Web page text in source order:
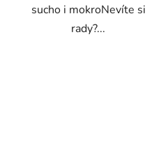
sucho i mokroNevíte si
rady?...